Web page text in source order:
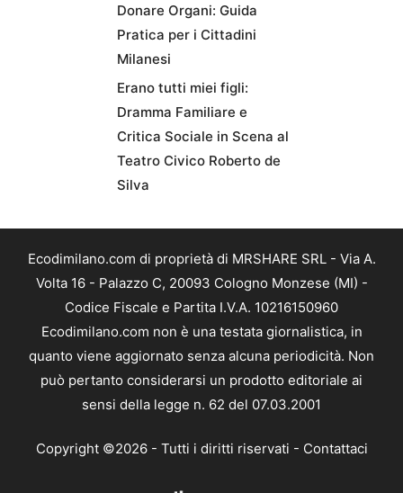
Donare Organi: Guida
Pratica per i Cittadini
Milanesi
Erano tutti miei figli:
Dramma Familiare e
Critica Sociale in Scena al
Teatro Civico Roberto de
Silva
Ecodimilano.com di proprietà di MRSHARE SRL - Via A.
Volta 16 - Palazzo C, 20093 Cologno Monzese (MI) -
Codice Fiscale e Partita I.V.A. 10216150960
Ecodimilano.com non è una testata giornalistica, in
quanto viene aggiornato senza alcuna periodicità. Non
può pertanto considerarsi un prodotto editoriale ai
sensi della legge n. 62 del 07.03.2001
Copyright ©2026 - Tutti i diritti riservati - Contattaci